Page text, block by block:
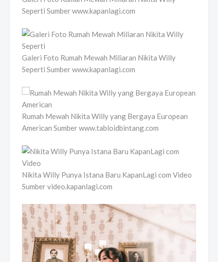
Seperti Sumber www.kapanlagi.com
Galeri Foto Rumah Mewah Miliaran Nikita Willy
Seperti Sumber www.kapanlagi.com
Rumah Mewah Nikita Willy yang Bergaya European
American Sumber www.tabloidbintang.com
Nikita Willy Punya Istana Baru KapanLagi com Video
Sumber video.kapanlagi.com